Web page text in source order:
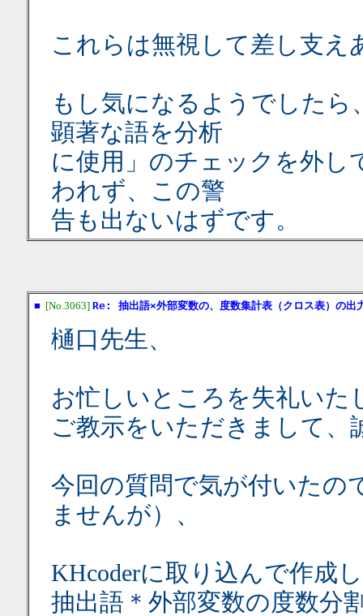
これらは無視して差し支え
もし気になるようでしたら
顕著な語を分析
に使用」のチェックを外し
われず、この警
告も出ないはずです。
■ [No.3063] Re: 抽出語×外部変数の、度数集計表（クロス表）の出
樋口先生、
お忙しいところを失礼いた
ご教示をいただきまして
今回の質問で気が付いたの
ませんが）、
KHcoderに取り込んで作成
抽出語＊外部変数の度数分